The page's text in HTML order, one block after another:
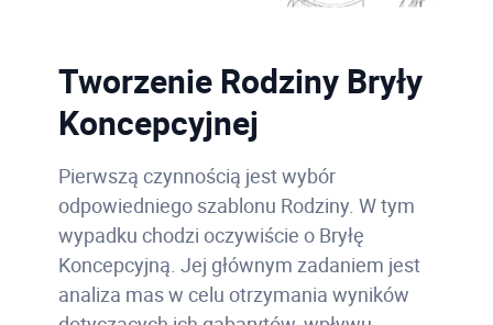
Tworzenie Rodziny Bryły
Koncepcyjnej
Pierwszą czynnością jest wybór
odpowiedniego szablonu Rodziny. W tym
wypadku chodzi oczywiście o Bryłę
Koncepcyjną. Jej głównym zadaniem jest
analiza mas w celu otrzymania wyników